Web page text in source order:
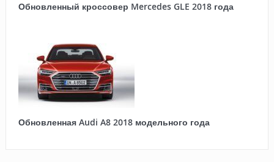
Обновленный кроссовер Mercedes GLE 2018 года
Обновленная Audi A8 2018 модельного года